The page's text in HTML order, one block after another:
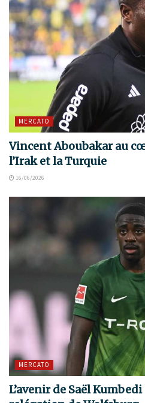
MERCATO
Vincent Aboubakar au
l’Irak et la Turquie
16/06/2026
MERCATO
L’avenir de Saël